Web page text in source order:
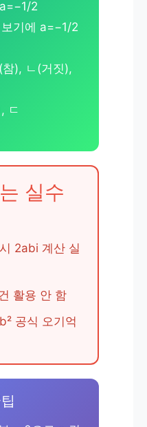
2
기에 a=−1/2
참), ㄴ(거짓),
ㄷ
실수
2abi 계산 실
활용 안 함
공식 오기억